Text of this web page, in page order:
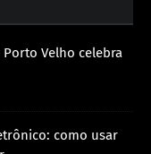
Velho celebra
como usar